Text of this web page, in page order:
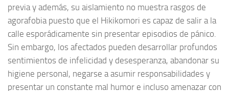
previa y además, su aislamiento no muestra rasgos de
agorafobia puesto que el Hikikomori es capaz de salir a la
calle esporádicamente sin presentar episodios de pánico.
Sin embargo, los afectados pueden desarrollar profundos
sentimientos de infelicidad y desesperanza, abandonar su
higiene personal, negarse a asumir responsabilidades y
presentar un constante mal humor e incluso amenazar con